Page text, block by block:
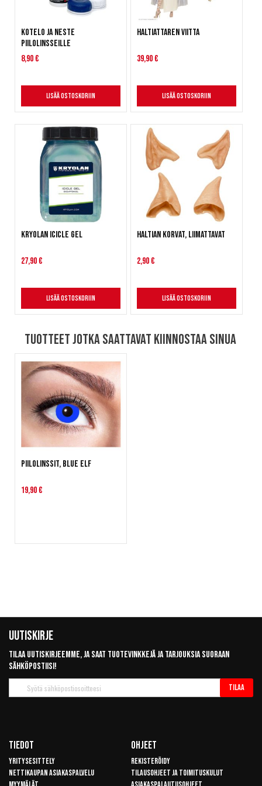
Kotelo ja neste
piilolinsseille
8,90 €
Lisää ostoskoriin
Haltiattaren viitta
39,90 €
Lisää ostoskoriin
Kryolan Icicle Gel
27,90 €
Lisää ostoskoriin
Haltian korvat, liimattavat
2,90 €
Lisää ostoskoriin
Tuotteet jotka saattavat kiinnostaa sinua
Piilolinssit, Blue elf
19,90 €
Uutiskirje
Tilaa uutiskirjeemme, ja saat tuotevinkkejä ja tarjouksia suoraan
sähköpostiisi!
uutiskirje
Tilaa
Tiedot
Yritysesittely
Nettikaupan asiakaspalvelu
Ohjeet
Rekisteröidy
Tilausohjeet ja toimituskulut